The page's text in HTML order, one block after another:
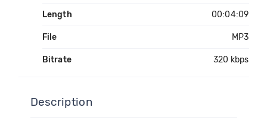
Length 00:04:09
File MP3
Bitrate 320 kbps
Description